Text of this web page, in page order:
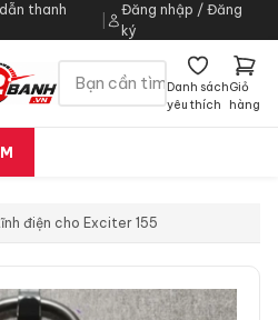
thanh
Đăng nhập / Đăng
ký
Danh sách
yêu thích
Giỏ
hàng
điện cho Exciter 155